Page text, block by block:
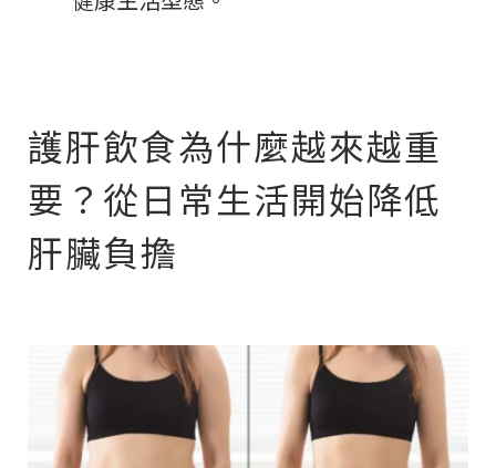
護肝飲食為什麼越來越重
要？從日常生活開始降低
肝臟負擔